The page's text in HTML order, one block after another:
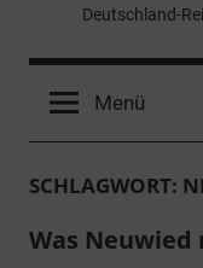
Deutschland-
Menü
SCHLAGWORT:
Was